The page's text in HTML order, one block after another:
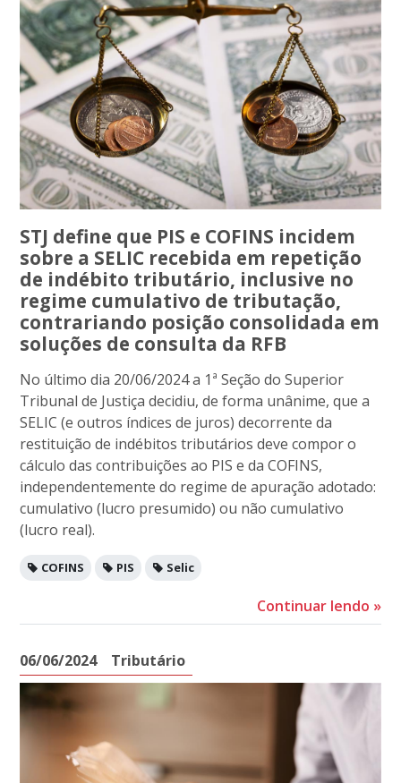
STJ define que PIS e COFINS incidem
sobre a SELIC recebida em repetição
de indébito tributário, inclusive no
regime cumulativo de tributação,
contrariando posição consolidada em
soluções de consulta da RFB
No último dia 20/06/2024 a 1ª Seção do Superior
Tribunal de Justiça decidiu, de forma unânime, que a
SELIC (e outros índices de juros) decorrente da
restituição de indébitos tributários deve compor o
cálculo das contribuições ao PIS e da COFINS,
independentemente do regime de apuração adotado:
cumulativo (lucro presumido) ou não cumulativo
(lucro real).
COFINS PIS Selic
Continuar lendo »
06/06/2024 Tributário